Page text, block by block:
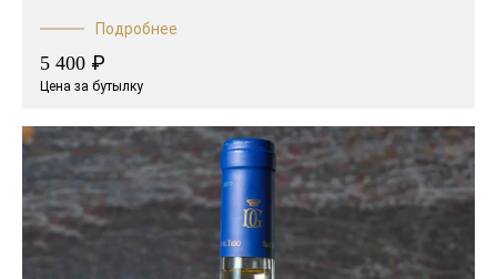
Подробнее
5 400 ₽
Цена за бутылку